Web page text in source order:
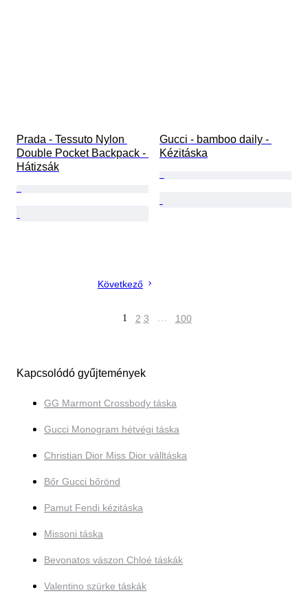
Prada - Tessuto Nylon
Double Pocket Backpack -
Hátizsák
Gucci - bamboo daily -
Kézitáska
Következő
1 2 3 … 100
Kapcsolódó gyűjtemények
GG Marmont Crossbody táska
Gucci Monogram hétvégi táska
Christian Dior Miss Dior válltáska
Bőr Gucci bőrönd
Pamut Fendi kézitáska
Missoni táska
Bevonatos vászon Chloé táskák
Valentino szürke táskák